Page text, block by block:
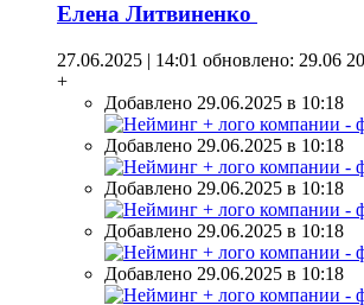
Елена Литвиненко
27.06.2025 | 14:01 обновлено: 29.06
+
Добавлено 29.06.2025 в 10:18
Добавлено 29.06.2025 в 10:18
Добавлено 29.06.2025 в 10:18
Добавлено 29.06.2025 в 10:18
Добавлено 29.06.2025 в 10:18